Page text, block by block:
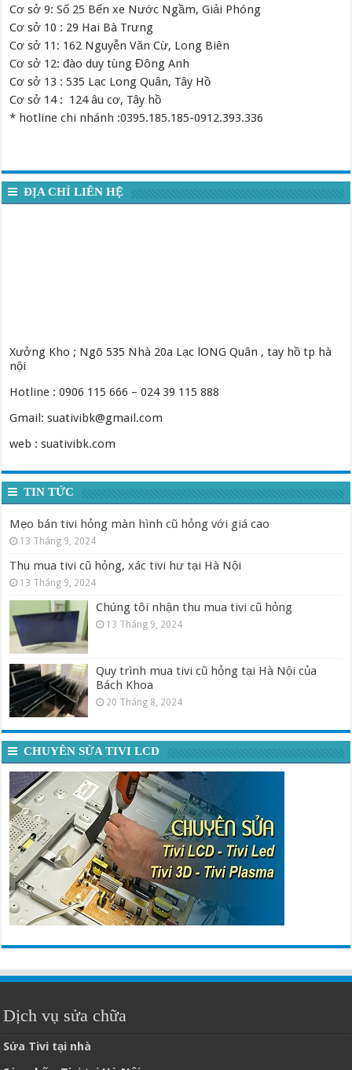
Cơ sở 9: Số 25 Bến xe Nước Ngầm, Giải Phóng
Cơ sở 10 : 29 Hai Bà Trưng
Cơ sở 11: 162 Nguyễn Văn Cừ, Long Biên
Cơ sở 12: đào duy tùng Đông Anh
Cơ sở 13 : 535 Lạc Long Quân, Tây Hồ
Cơ sở 14 : 124 âu cơ, Tây hồ
* hotline chi nhánh :0395.185.185-0912.393.336
ĐỊA CHỈ LIÊN HỆ
Xưởng Kho ; Ngõ 535 Nhà 20a Lạc lONG Quân , tay hồ tp hà
nội
Hotline : 0906 115 666 – 024 39 115 888
Gmail: suativibk@gmail.com
web : suativibk.com
TIN TỨC
Mẹo bán tivi hỏng màn hình cũ hỏng với giá cao
13 Tháng 9, 2024
Thu mua tivi cũ hỏng, xác tivi hư tại Hà Nội
13 Tháng 9, 2024
Chúng tôi nhận thu mua tivi cũ hỏng
13 Tháng 9, 2024
Quy trình mua tivi cũ hỏng tại Hà Nội của
Bách Khoa
20 Tháng 8, 2024
CHUYÊN SỬA TIVI LCD
Dịch vụ sửa chữa
Sửa Tivi tại nhà